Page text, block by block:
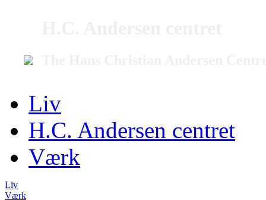
Liv
H.C. Andersen centret
Værk
Liv
Værk